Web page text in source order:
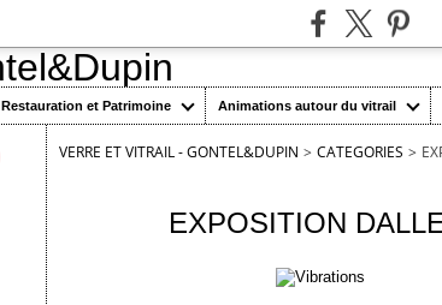
Restauration et Patrimoine Animations autour du vitrail
VERRE ET VITRAIL - GONTEL&DUPIN > CATEGORIES >
EXPOSITION